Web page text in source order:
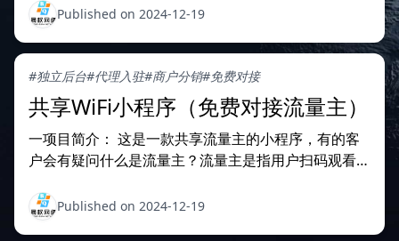
下比较火爆的项目之一 主要功能： 1.校园论坛发布/编
辑/删除
Published on 2024-12-19
#独立后台#代理入驻#商户分销#免费对接
共享WiFi小程序（免费对接流量主）
一项目简介： 这是一款共享流量主的小程序，有的客
户会有疑问什么是流量主？流量主是指用户扫码观看视
来讲就类似于“羊了个羊”，可以招代理/商家进行入驻
共享收益，可以自定义分成比例，比如：黄焖鸡店，沙
Published on 2024-12-19